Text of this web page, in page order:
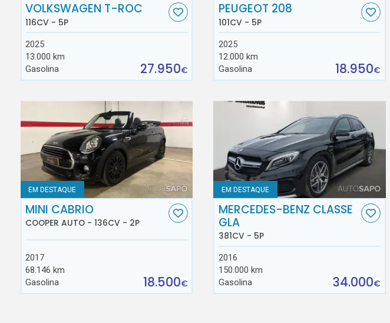
VOLKSWAGEN T-ROC
116CV - 5P
2025
13.000 km
Gasolina
27.950€
PEUGEOT 208
101CV - 5P
2025
12.000 km
Gasolina
18.950€
EM DESTAQUE
MINI CABRIO
COOPER AUTO - 136CV - 2P
2017
68.146 km
Gasolina
18.500€
EM DESTAQUE
MERCEDES-BENZ CLASSE
GLA
381CV - 5P
2016
150.000 km
Gasolina
34.000€